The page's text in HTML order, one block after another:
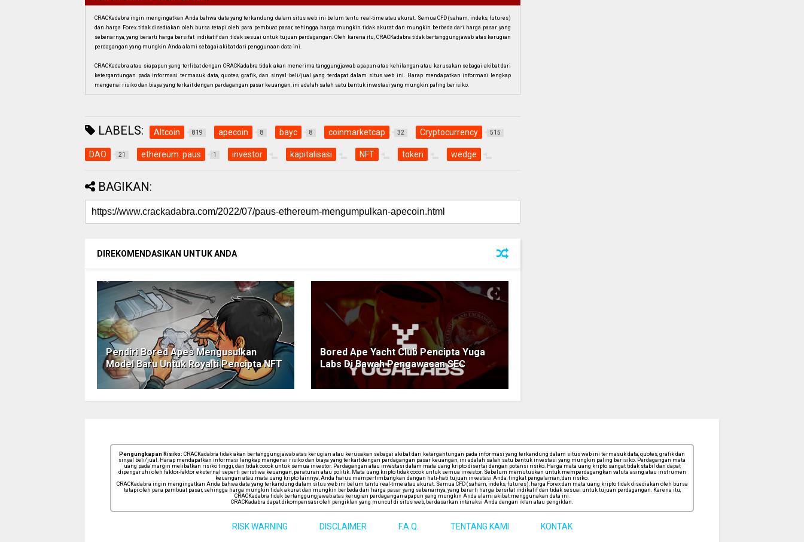
CRACKadabra ingin mengingatkan Anda bahwa data yang terkandung dalam situs web ini belum tentu real-time atau akurat. Semua CFD (saham, indeks, futures)
dan harga Forex tidak disediakan oleh bursa tetapi oleh para pembuat pasar, sehingga harga mungkin tidak akurat dan mungkin berbeda dari harga pasar yang
sebenarnya, yang berarti harga bersifat indikatif dan tidak sesuai untuk tujuan perdagangan. Oleh karena itu, CRACKadabra tidak bertanggungjawab atas kerugian
perdagangan yang mungkin Anda alami sebagai akibat dari penggunaan data ini.
CRACKadabra atau siapapun yang terlibat dengan CRACKadabra tidak akan menerima tanggungjawab apapun atas kehilangan atau kerusakan sebagai akibat dari
ketergantungan pada informasi termasuk data, quotes, grafik, dan sinyal beli/jual yang terdapat dalam situs web ini. Harap mendapatkan informasi lengkap
mengenai risiko dan biaya yang terkait dengan perdagangan pasar keuangan, ini adalah salah satu bentuk investasi yang mungkin paling berisiko.
LABELS: Altcoin 819 apecoin 8 bayc 8 coinmarketcap 32 Cryptocurrency 515
DAO 21 ethereum. paus 1 investor kapitalisasi NFT token wedge
BAGIKAN:
DIREKOMENDASIKAN UNTUK ANDA
Pendiri Bored Apes Mengusulkan
Model Baru Untuk Royalti Pencipta NFT
Bored Ape Yacht Club Pencipta Yuga
Labs Di Bawah Pengawasan SEC
Pengungkapan Risiko: CRACKadabra tidak akan bertanggungjawab atas kerugian atau kerusakan sebagai akibat dari ketergantungan pada informasi yang terkandung dalam situs web ini termasuk data, quotes, grafik dan
sinyal beli/jual. Harap mendapatkan informasi lengkap mengenai risiko dan biaya yang terkait dengan perdagangan pasar keuangan, ini adalah salah satu bentuk investasi yang mungkin paling berisiko. Perdagangan mata
uang pada margin melibatkan risiko tinggi, dan tidak cocok untuk semua investor. Perdagangan atau investasi dalam mata uang kripto disertai dengan potensi risiko. Harga mata uang kripto sangat tidak stabil dan dapat
dipengaruhi oleh faktor-faktor eksternal seperti peristiwa keuangan, peraturan atau politik. Mata uang kripto tidak cocok untuk semua investor. Sebelum memutuskan untuk memperdagangkan valuta asing atau instrumen
keuangan atau mata uang kripto lainnya, Anda harus mempertimbangkan dengan hati-hati tujuan investasi Anda, tingkat pengalaman, dan risiko.
CRACKadabra ingin mengingatkan Anda bahwa data yang terkandung dalam situs web ini belum tentu real-time atau akurat. Semua CFD (saham, indeks, futures), harga Forex dan mata uang kripto tidak disediakan oleh bursa
tetapi oleh para pembuat pasar, sehingga harga mungkin tidak akurat dan mungkin berbeda dari harga pasar yang sebenarnya, yang berarti harga bersifat indikatif dan tidak sesuai untuk tujuan perdagangan. Karena itu,
CRACKadabra tidak bertanggungjawab atas kerugian perdagangan apapun yang mungkin Anda alami akibat menggunakan data ini.
CRACKadabra dapat dikompensasi oleh pengiklan yang muncul di situs web, berdasarkan interaksi Anda dengan iklan atau pengiklan.
RISK WARNING DISCLAIMER F.A.Q. TENTANG KAMI
KONTAK